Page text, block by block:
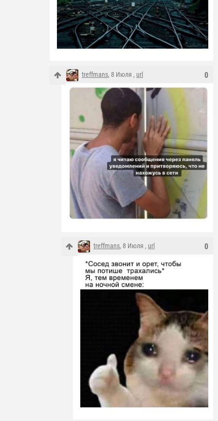
0
treffmans, 8 Июля , url
0
treffmans, 8 Июля , url